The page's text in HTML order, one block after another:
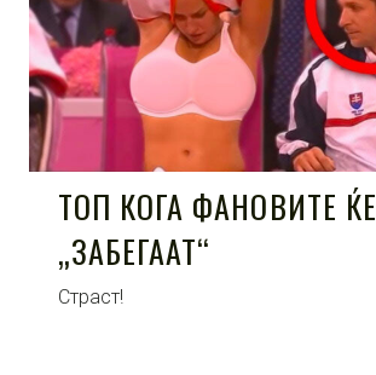
ТОП КОГА ФАНОВИТЕ ЌЕ
„ЗАБЕГААТ“
Страст!